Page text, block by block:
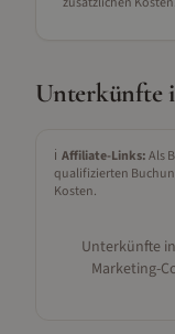
Unterkünfte
ℹ️ Affiliate-Links:Als
qualifizierten
Kosten.
Unterkünfte in
Marketing-